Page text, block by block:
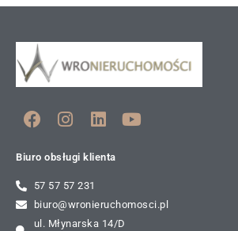
Biuro obsługi klienta
57 57 57 231
biuro@wronieruchomosci.pl
ul. Młynarska 14/D